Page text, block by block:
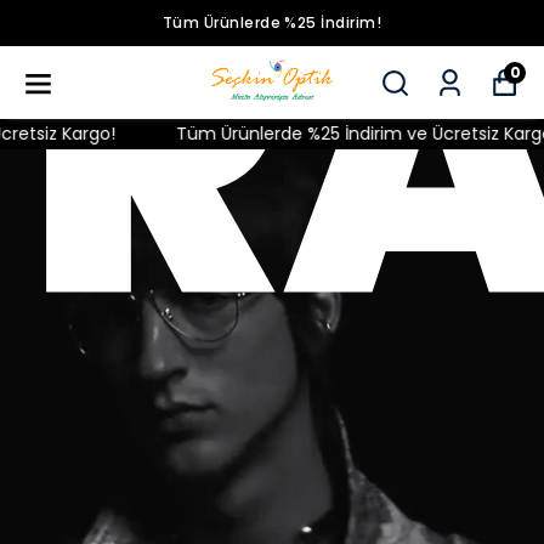
Tüm Ürünlerde %25 İndirim!
0
Kargo! Tüm Ürünlerde %25 İndirim ve Ücretsiz Kargo!